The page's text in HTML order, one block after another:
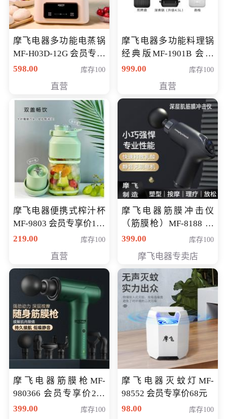
摩飞电器多功能电蒸锅
MF-H03D-12G 会员专享
价398元
598.00 库存100
直营
摩飞电器多功能料理锅
经典版MF-1901B 会员
专享价399元
999.00 库存100
直营
摩飞电器便携式榨汁杯
MF-9803 会员专享价138
元
219.00 库存100
直营
摩飞电器筋膜冲击仪
（筋膜枪）MF-8188 会
员专享价268元
399.00 库存100
摩飞电器专卖店
摩飞电器筋膜枪MF-
980366 会员专享价299
元
399.00 库存100
摩飞电器灭蚊灯MF-
98552 会员专享价68元
98.00
库存100